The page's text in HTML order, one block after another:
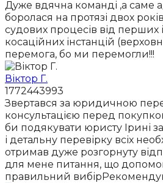
Дуже вдячна команді ,а саме
боролася на протязі двох
судових процесів від перших
косаційних інстанцій
перемога, бо ми перемогли!!!
Віктор Г.
1772443993
Звертався за юридичною
консультацією перед
би подякувати юристу Ірині
і детальну перевірку всіх
отримав дуже розгорнуту
для мене питання, що
правильний